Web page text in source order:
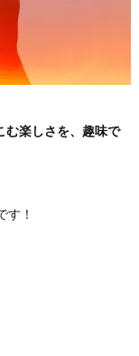
む楽しさを、趣味で
す！